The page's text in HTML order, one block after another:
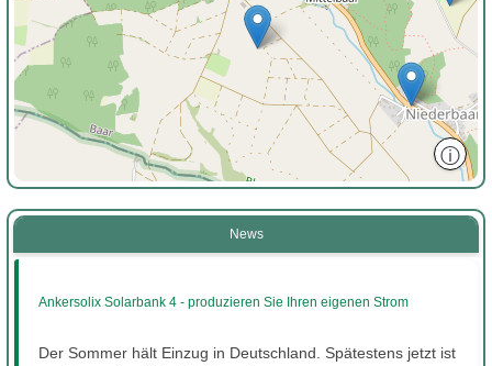
ⓘ
News
Ankersolix Solarbank 4 - produzieren Sie Ihren eigenen Strom
Der Sommer hält Einzug in Deutschland. Spätestens jetzt ist